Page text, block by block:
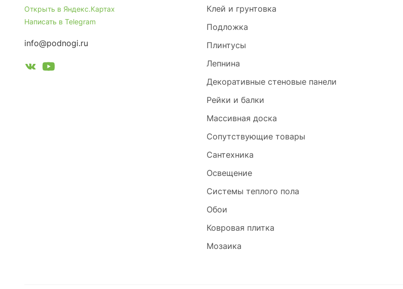
Клей и грунтовка
Подложка
Плинтусы
Лепнина
Декоративные стеновые панели
Рейки и балки
Массивная доска
Сопутствующие товары
Сантехника
Освещение
Системы теплого пола
Обои
Ковровая плитка
Мозаика
Открыть в Яндекс.Картах
Написать в Telegram
info@podnogi.ru